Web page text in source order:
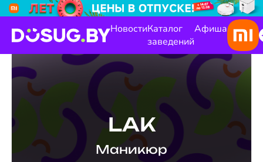
НовостиКаталог
заведений
Афиша
LAK
Маникюр